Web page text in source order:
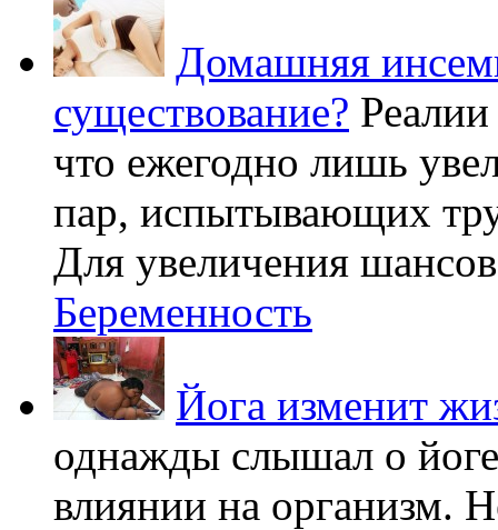
Домашняя
существование?
что ежегодно лишь
пар, испытывающих
Для увеличения
Беременность
Йога изменит
однажды слышал о
влиянии на организм.